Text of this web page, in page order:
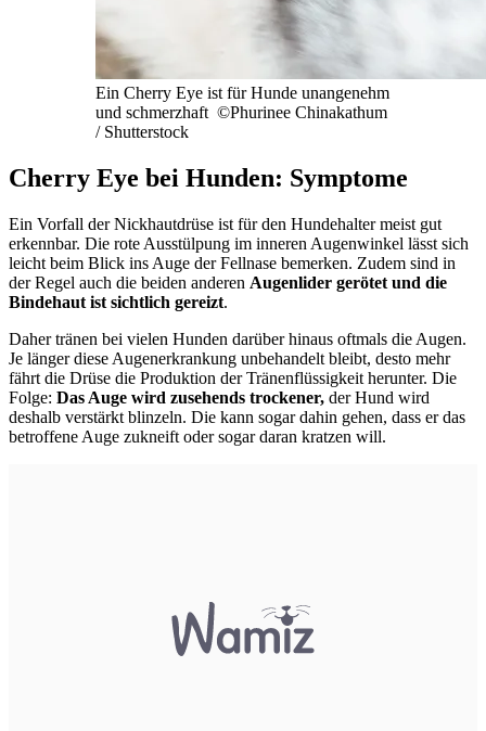
Ein Cherry Eye ist für Hunde unangenehm
und schmerzhaft ©Phurinee Chinakathum
/ Shutterstock
Cherry Eye bei Hunden: Symptome
Ein Vorfall der Nickhautdrüse ist für den Hundehalter meist gut
erkennbar. Die rote Ausstülpung im inneren Augenwinkel lässt sich
leicht beim Blick ins Auge der Fellnase bemerken. Zudem sind in
der Regel auch die beiden anderen Augenlider gerötet und die
Bindehaut ist sichtlich gereizt.
Daher tränen bei vielen Hunden darüber hinaus oftmals die Augen.
Je länger diese Augenerkrankung unbehandelt bleibt, desto mehr
fährt die Drüse die Produktion der Tränenflüssigkeit herunter. Die
Folge: Das Auge wird zusehends trockener, der Hund wird
deshalb verstärkt blinzeln. Die kann sogar dahin gehen, dass er das
betroffene Auge zukneift oder sogar daran kratzen will.